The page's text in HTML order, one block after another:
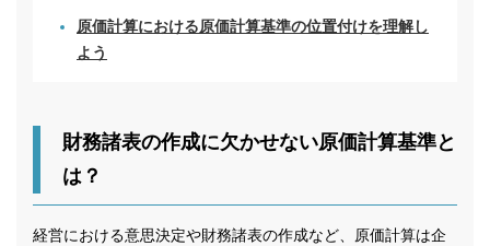
原価計算における原価計算基準の位置付けを理解し
よう
財務諸表の作成に欠かせない原価計算基準と
は？
経営における意思決定や財務諸表の作成など、原価計算は企